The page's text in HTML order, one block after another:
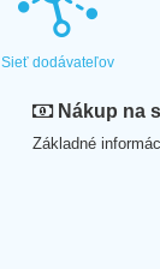
Sieť dodávateľov
Nákup na
Základné